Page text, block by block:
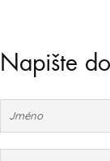
Napište